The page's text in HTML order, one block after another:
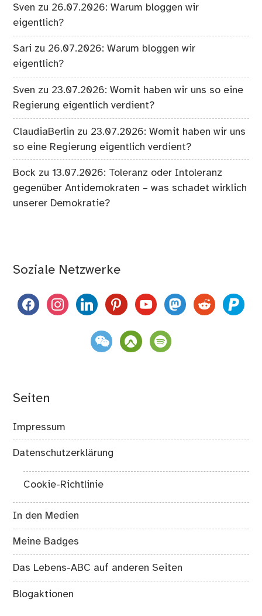
Sven zu 26.07.2026: Warum bloggen wir
eigentlich?
Sari zu 26.07.2026: Warum bloggen wir
eigentlich?
Sven zu 23.07.2026: Womit haben wir uns so eine
Regierung eigentlich verdient?
ClaudiaBerlin zu 23.07.2026: Womit haben wir uns
so eine Regierung eigentlich verdient?
Bock zu13.07.2026: Toleranz oder Intoleranz
gegenüber Antidemokraten – was schadet wirklich
unserer Demokratie?
Soziale Netzwerke
facebookinstagramlinkedinpinterestyoutubemastodon
reddit paypal
weixin komootspotify
Seiten
Impressum
Datenschutzerklärung
Cookie-Richtlinie
In den Medien
Meine Badges
Das Lebens-ABC auf anderen Seiten
Blogaktionen